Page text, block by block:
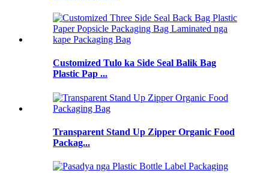
Customized Tulo ka Side Seal Balik Bag
Plastic Pap ...
Transparent Stand Up Zipper Organic Food
Packag...